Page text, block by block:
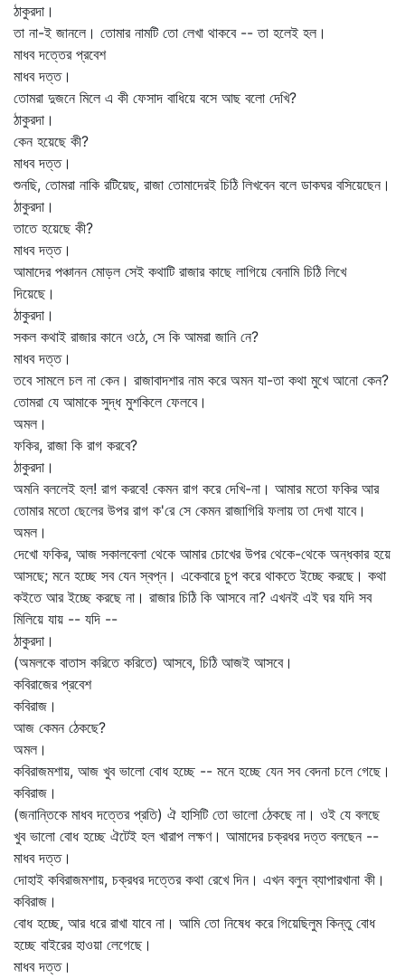
ঠাকুরদা।
তা না-ই জানলে। তোমার নামটি তো লেখা থাকবে -- তা হলেই হল।
মাধব দত্তের প্রবেশ
মাধব দত্ত।
তোমরা দুজনে মিলে এ কী ফেসাদ বাধিয়ে বসে আছ বলো দেখি?
ঠাকুরদা।
কেন হয়েছে কী?
মাধব দত্ত।
শুনছি, তোমরা নাকি রটিয়েছ, রাজা তোমাদেরই চিঠি লিখবেন বলে ডাকঘর বসিয়েছেন।
ঠাকুরদা।
তাতে হয়েছে কী?
মাধব দত্ত।
আমাদের পঞ্চানন মোড়ল সেই কথাটি রাজার কাছে লাগিয়ে বেনামি চিঠি লিখে
দিয়েছে।
ঠাকুরদা।
সকল কথাই রাজার কানে ওঠে, সে কি আমরা জানি নে?
মাধব দত্ত।
তবে সামলে চল না কেন। রাজাবাদশার নাম করে অমন যা-তা কথা মুখে আনো কেন?
তোমরা যে আমাকে সুদ্ধ মুশকিলে ফেলবে।
অমল।
ফকির, রাজা কি রাগ করবে?
ঠাকুরদা।
অমনি বললেই হল! রাগ করবে! কেমন রাগ করে দেখি-না। আমার মতো ফকির আর
তোমার মতো ছেলের উপর রাগ ক'রে সে কেমন রাজাগিরি ফলায় তা দেখা যাবে।
অমল।
দেখো ফকির, আজ সকালবেলা থেকে আমার চোখের উপর থেকে-থেকে অন্ধকার হয়ে
আসছে; মনে হচ্ছে সব যেন স্বপ্ন। একেবারে চুপ করে থাকতে ইচ্ছে করছে। কথা
কইতে আর ইচ্ছে করছে না। রাজার চিঠি কি আসবে না? এখনই এই ঘর যদি সব
মিলিয়ে যায় -- যদি --
ঠাকুরদা।
(অমলকে বাতাস করিতে করিতে) আসবে, চিঠি আজই আসবে।
কবিরাজের প্রবেশ
কবিরাজ।
আজ কেমন ঠেকছে?
অমল।
কবিরাজমশায়, আজ খুব ভালো বোধ হচ্ছে -- মনে হচ্ছে যেন সব বেদনা চলে গেছে।
কবিরাজ।
(জনান্তিকে মাধব দত্তের প্রতি) ঐ হাসিটি তো ভালো ঠেকছে না। ওই যে বলছে
খুব ভালো বোধ হচ্ছে ঐটেই হল খারাপ লক্ষণ। আমাদের চক্রধর দত্ত বলছেন --
মাধব দত্ত।
দোহাই কবিরাজমশায়, চক্রধর দত্তের কথা রেখে দিন। এখন বলুন ব্যাপারখানা কী।
কবিরাজ।
বোধ হচ্ছে, আর ধরে রাখা যাবে না। আমি তো নিষেধ করে গিয়েছিলুম কিন্তু বোধ
হচ্ছে বাইরের হাওয়া লেগেছে।
মাধব দত্ত।